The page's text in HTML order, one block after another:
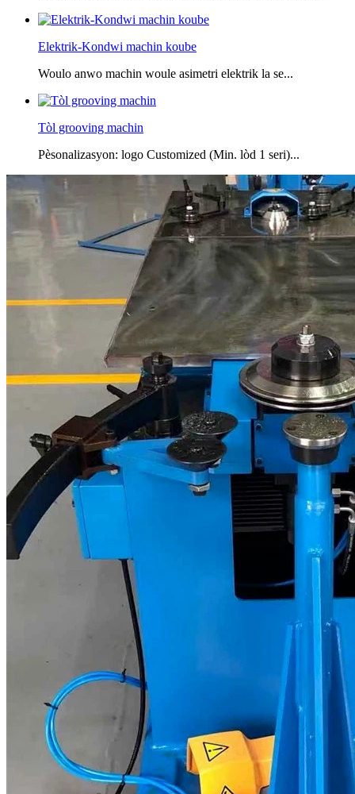
Elektrik-Kondwi machin koube
Woulo anwo machin woule asimetri elektrik la se...
Tòl grooving machin
Pèsonalizasyon: logo Customized (Min. lòd 1 seri)...